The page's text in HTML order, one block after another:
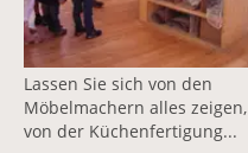
Lassen Sie sich von den
Möbelmachern alles zeigen,
von der Küchenfertigung...